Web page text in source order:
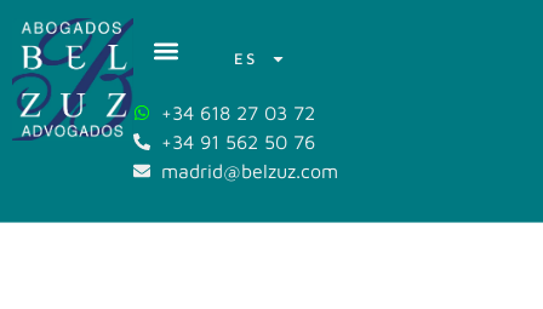
ES
+34 618 27 03 72
+34 91 562 50 76
madrid@belzuz.com